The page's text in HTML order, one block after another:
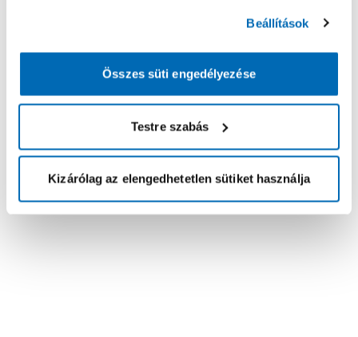
Beállítások
Összes süti engedélyezése
Testre szabás
Kizárólag az elengedhetetlen sütiket használja